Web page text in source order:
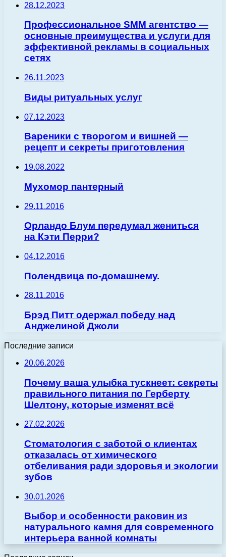
28.12.2023
Профессиональное SMM агентство —
основные преимущества и услуги для
эффективной рекламы в социальных
сетях
26.11.2023
Виды ритуальных услуг
07.12.2023
Вареники с творогом и вишней —
рецепт и секреты приготовления
19.08.2022
Мухомор пантерный
29.11.2016
Орландо Блум передумал жениться
на Кэти Перри?
04.12.2016
Полендвица по-домашнему.
28.11.2016
Брэд Питт одержал победу над
Анджелиной Джоли
Последние записи
20.06.2026
Почему ваша улыбка тускнеет: секреты
правильного питания по Герберту
Шелтону, которые изменят всё
27.02.2026
Стоматология с заботой о клиентах
отказалась от химического
отбеливания ради здоровья и экологии
зубов
30.01.2026
Выбор и особенности раковин из
натурального камня для современного
интерьера ванной комнаты